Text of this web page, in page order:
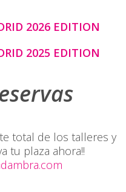
2026 EDITION
2025 EDITION
total de los talleres y
tu plaza ahora!!